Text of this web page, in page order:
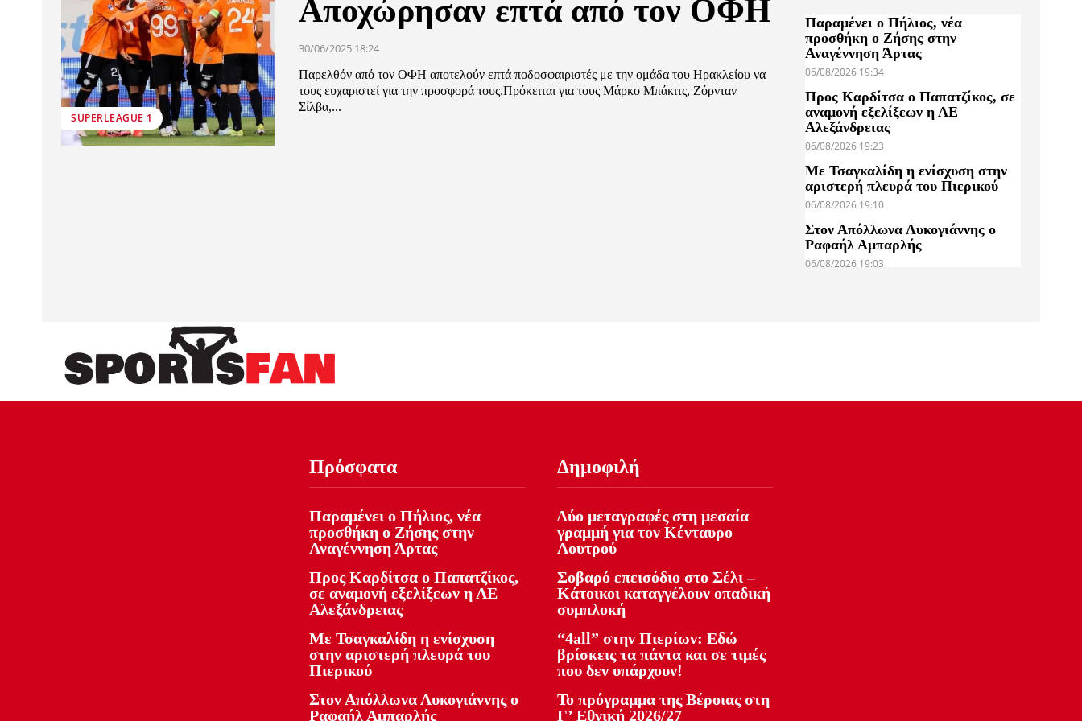
SUPERLEAGUE 1
Αποχώρησαν επτά από τον ΟΦΗ
30/06/2025 18:24
Παρελθόν από τον ΟΦΗ αποτελούν επτά ποδοσφαιριστές με την ομάδα του Ηρακλείου να
τους ευχαριστεί για την προσφορά τους.Πρόκειται για τους Μάρκο Μπάκιτς, Ζόρνταν
Σίλβα,...
Παραμένει ο Πήλιος, νέα
προσθήκη ο Ζήσης στην
Αναγέννηση Άρτας
06/08/2026 19:34
Προς Καρδίτσα ο Παπατζίκος, σε
αναμονή εξελίξεων η ΑΕ
Αλεξάνδρειας
06/08/2026 19:23
Με Τσαγκαλίδη η ενίσχυση στην
αριστερή πλευρά του Πιερικού
06/08/2026 19:10
Στον Απόλλωνα Λυκογιάννης ο
Ραφαήλ Αμπαρλής
06/08/2026 19:03
Πρόσφατα
Παραμένει ο Πήλιος, νέα
προσθήκη ο Ζήσης στην
Αναγέννηση Άρτας
Προς Καρδίτσα ο Παπατζίκος,
σε αναμονή εξελίξεων η ΑΕ
Αλεξάνδρειας
Με Τσαγκαλίδη η ενίσχυση
στην αριστερή πλευρά του
Πιερικού
Στον Απόλλωνα Λυκογιάννης ο
Ραφαήλ Αμπαρλής
Δημοφιλή
Δύο μεταγραφές στη μεσαία
γραμμή για τον Κένταυρο
Λουτρού
Σοβαρό επεισόδιο στο Σέλι –
Κάτοικοι καταγγέλουν οπαδική
συμπλοκή
“4all” στην Πιερίων: Εδώ
βρίσκεις τα πάντα και σε τιμές
που δεν υπάρχουν!
Το πρόγραμμα της Βέροιας στη
Γ’ Εθνική 2026/27